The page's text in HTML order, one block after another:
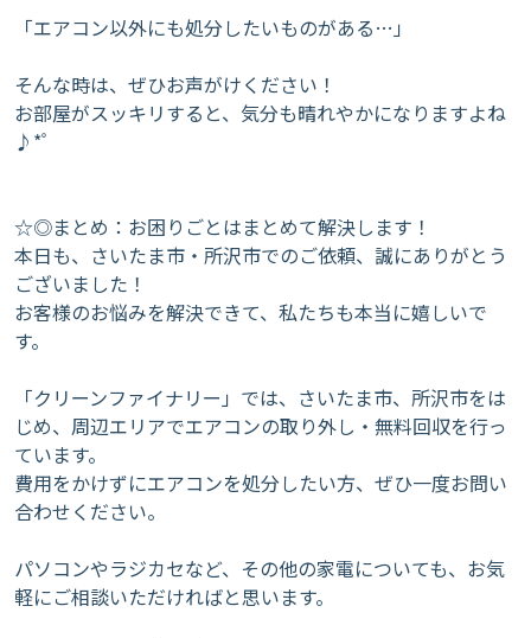
​「エアコン以外にも処分したいものがある…」
​そんな時は、ぜひお声がけください！
お部屋がスッキリすると、気分も晴れやかになりますよね
♪*ﾟ
☆◎まとめ：お困りごとはまとめて解決します！
​本日も、さいたま市・所沢市でのご依頼、誠にありがとう
ございました！
お客様のお悩みを解決できて、私たちも本当に嬉しいで
す。
​「クリーンファイナリー」では、さいたま市、所沢市をは
じめ、周辺エリアでエアコンの取り外し・無料回収を行っ
ています。
費用をかけずにエアコンを処分したい方、ぜひ一度お問い
合わせください。
​パソコンやラジカセなど、その他の家電についても、お気
軽にご相談いただければと思います。